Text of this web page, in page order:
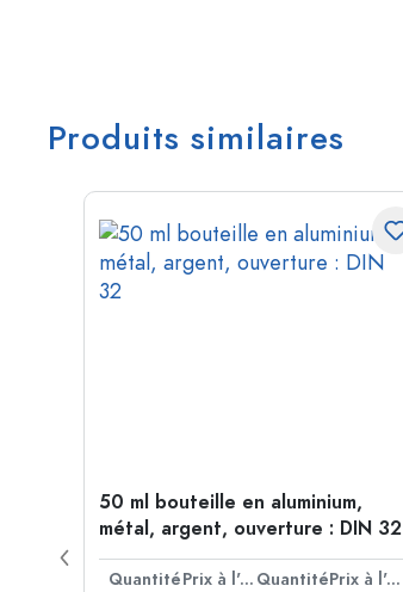
Produits similaires
50 ml bouteille en aluminium,
métal, argent, ouverture : DIN 32
Quantité Prix à l'unité Quantité
Prix à l'unité